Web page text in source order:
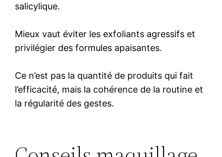
salicylique.
Mieux vaut éviter les exfoliants agressifs et
privilégier des formules apaisantes.
Ce n’est pas la quantité de produits qui fait
l’efficacité, mais la cohérence de la routine et
la régularité des gestes.